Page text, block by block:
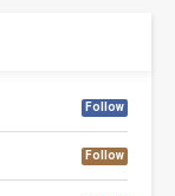
Follow
Follow